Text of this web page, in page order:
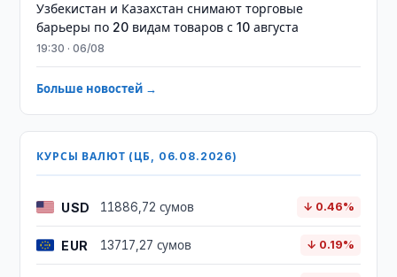
Узбекистан и Казахстан снимают торговые
барьеры по 20 видам товаров с 10 августа
19:30 · 06/08
Больше новостей →
КУРСЫ ВАЛЮТ (ЦБ, 06.08.2026)
USD 11886,72 сумов ↓ 0.46%
EUR 13717,27 сумов ↓ 0.19%